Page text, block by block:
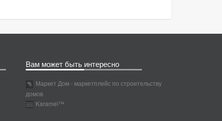
Вам может быть интересно
Маркет Дом - маркетплейс по строительству
домов
Karamel™